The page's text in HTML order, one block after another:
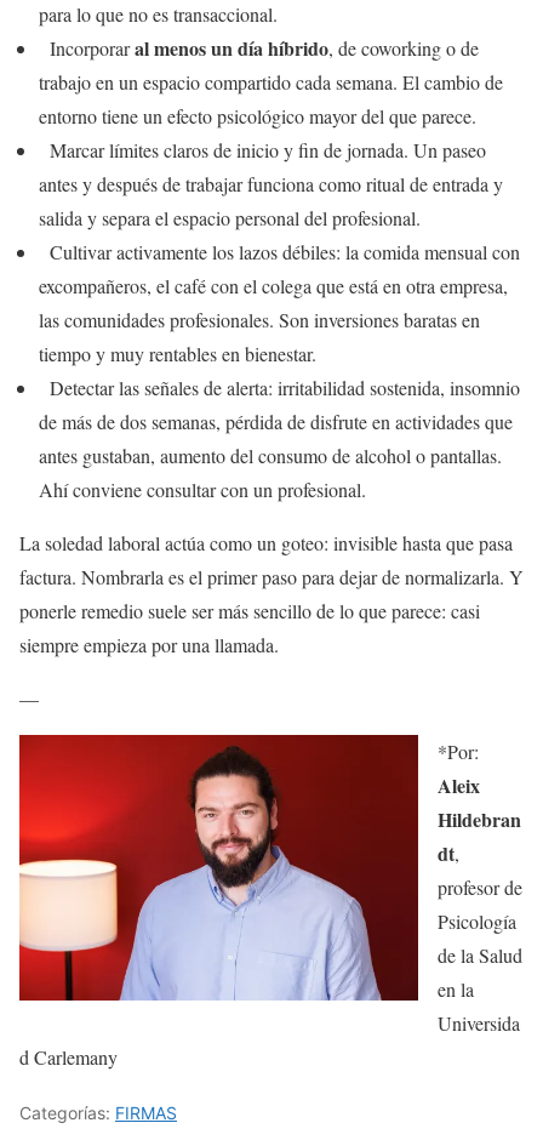
para lo que no es transaccional.
Incorporaral menos un día híbrido, de coworking o de
trabajo en un espacio compartido cada semana. El cambio de
entorno tiene un efecto psicológico mayor del que parece.
Marcar límites claros de inicio y fin de jornada. Un paseo
antes y después de trabajar funciona como ritual de entrada y
salida y separa el espacio personal del profesional.
Cultivar activamente los lazos débiles: la comida mensual con
excompañeros, el café con el colega que está en otra empresa,
las comunidades profesionales. Son inversiones baratas en
tiempo y muy rentables en bienestar.
Detectar las señales de alerta: irritabilidad sostenida, insomnio
de más de dos semanas, pérdida de disfrute en actividades que
antes gustaban, aumento del consumo de alcohol o pantallas.
Ahí conviene consultar con un profesional.
La soledad laboral actúa como un goteo: invisible hasta que pasa
factura. Nombrarla es el primer paso para dejar de normalizarla. Y
ponerle remedio suele ser más sencillo de lo que parece: casi
siempre empieza por una llamada.
—
*Por:
Aleix
Hildebran
dt,
profesor de
Psicología
de la Salud
en la
Universida
d Carlemany
Categorías: FIRMAS